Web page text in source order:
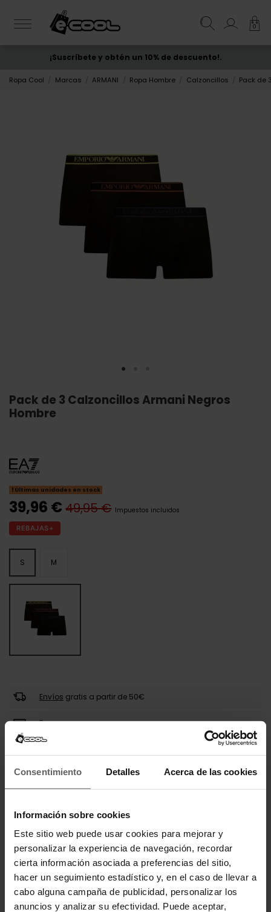
Consentimiento Detalles Acerca de las cookies
Información sobre cookies
Este sitio web puede usar cookies para mejorar y
personalizar la experiencia de navegación, recordar
cierta información asociada a preferencias del sitio,
hacer un seguimiento estadístico y, en el caso de llevar a
cabo alguna campaña de publicidad, personalizar los
anuncios y analizar su efectividad. Puede aceptar,
0
ENVÍO GRATIS desde 50€
¡Suscríbete y obtén un 10% de descuento!.
Ropa Cool Marcas ARMANI Ropa Hombre Calzoncillos Pack de
Pack de 3 Calzoncillos Armani Negros
Hombre
Últimas unidades en stock
39,96 €49,95 € Impuestos incluidos
REBAJAS+
S M
Envíos gratis a partir de 50€
Pago seguro
logotipo
DETALLES DEL PRODUCTO
DEVOLUCIONES Y CAMBIOS